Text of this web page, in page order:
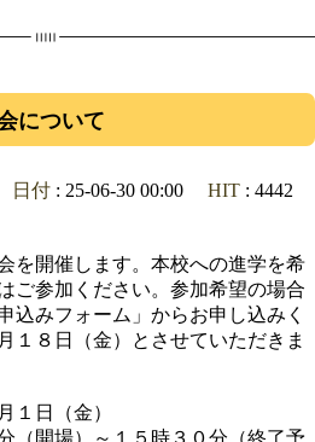
について
日付 : 25-06-30 00:00 HIT : 4442
を開催します。本校への進学を希
ご参加ください。参加希望の場合
込みフォーム」からお申し込みく
１８日（金）とさせていただきま
日（金）
）～１５時３０分（終了予